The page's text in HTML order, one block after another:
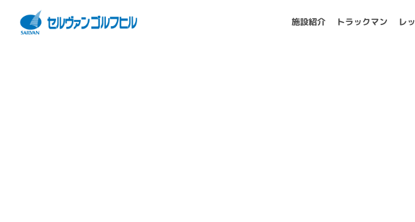
施設紹介 トラックマン レ